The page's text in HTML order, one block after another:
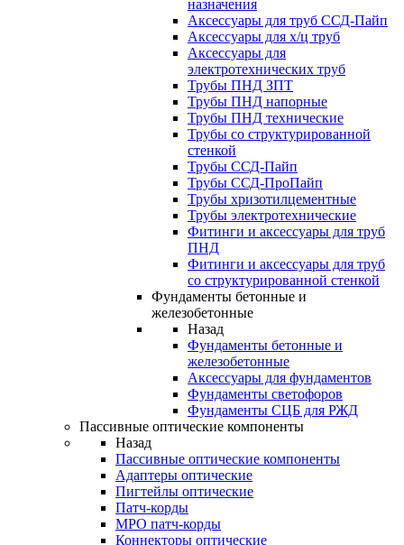
назначения
Аксессуары для труб ССД-Пайп
Аксессуары для х/ц труб
Аксессуары для
электротехнических труб
Трубы ПНД ЗПТ
Трубы ПНД напорные
Трубы ПНД технические
Трубы со структурированной
стенкой
Трубы ССД-Пайп
Трубы ССД-ПроПайп
Трубы хризотилцементные
Трубы электротехнические
Фитинги и аксессуары для труб
ПНД
Фитинги и аксессуары для труб
со структурированной стенкой
Фундаменты бетонные и
железобетонные
Назад
Фундаменты бетонные и
железобетонные
Аксессуары для фундаментов
Фундаменты светофоров
Фундаменты СЦБ для РЖД
Пассивные оптические компоненты
Назад
Пассивные оптические компоненты
Адаптеры оптические
Пигтейлы оптические
Патч-корды
MPO патч-корды
Коннекторы оптические